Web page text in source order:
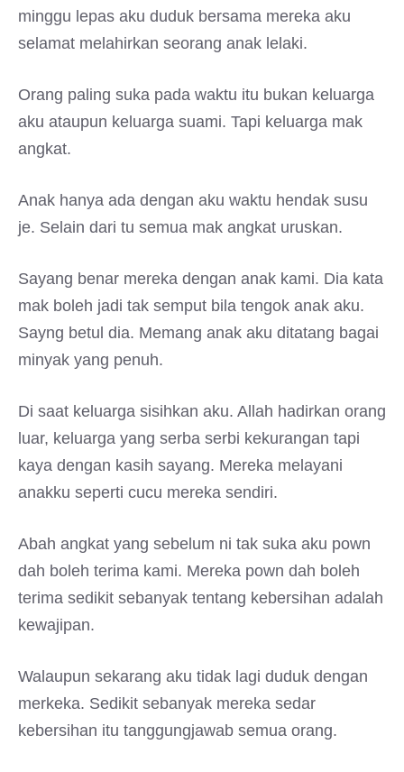
minggu lepas aku duduk bersama mereka aku
selamat melahirkan seorang anak lelaki.
Orang paling suka pada waktu itu bukan keluarga
aku ataupun keluarga suami. Tapi keluarga mak
angkat.
Anak hanya ada dengan aku waktu hendak susu
je. Selain dari tu semua mak angkat uruskan.
Sayang benar mereka dengan anak kami. Dia kata
mak boleh jadi tak semput bila tengok anak aku.
Sayng betul dia. Memang anak aku ditatang bagai
minyak yang penuh.
Di saat keluarga sisihkan aku. Allah hadirkan orang
luar, keluarga yang serba serbi kekurangan tapi
kaya dengan kasih sayang. Mereka melayani
anakku seperti cucu mereka sendiri.
Abah angkat yang sebelum ni tak suka aku pown
dah boleh terima kami. Mereka pown dah boleh
terima sedikit sebanyak tentang kebersihan adalah
kewajipan.
Walaupun sekarang aku tidak lagi duduk dengan
merkeka. Sedikit sebanyak mereka sedar
kebersihan itu tanggungjawab semua orang.